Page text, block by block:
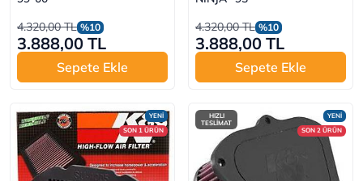
4.320,00 TL %10
3.888,00 TL
Sepete Ekle
4.320,00 TL %10
3.888,00 TL
Sepete Ekle
YENİ
SON 1 ÜRÜN
YENİ
SON 2 ÜRÜN
HIZLI
TESLİMAT